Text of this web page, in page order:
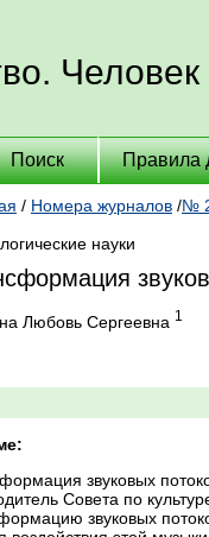
Человек
Поиск Правила
/ Номера журналов /№
науки
Любовь Сергеевна 1
звуковых
Совета по
звуковых